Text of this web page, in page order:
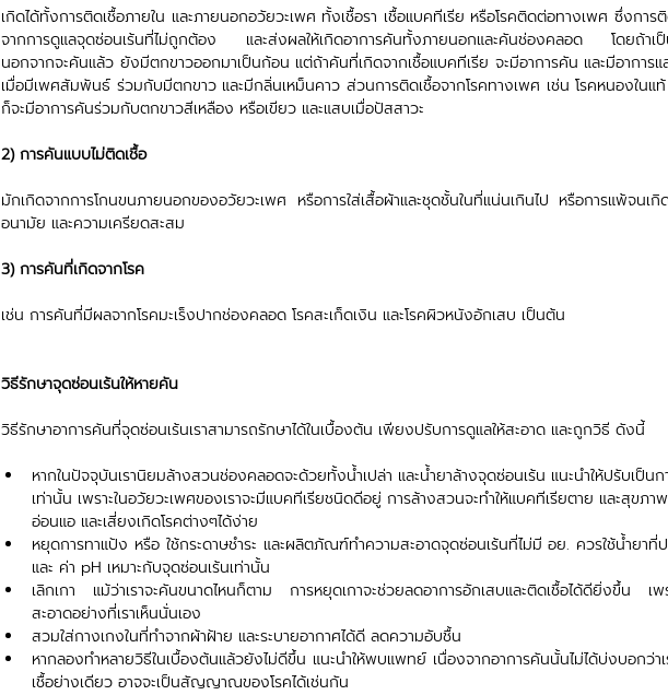
เกิดได้ทั้งการติดเชื้อภายใน และภายนอกอวัยวะเพศ ทั้งเชื้อรา เชื้อแบคทีเรีย หรือโรคติดต่อทางเพศ ซึ่งการ
จากการดูแลจุดซ่อนเร้นที่ไม่ถูกต้อง และส่งผลให้เกิดอาการคันทั้งภายนอกและคันช่องคลอด โดยถ้าเป็
นอกจากจะคันแล้ว ยังมีตกขาวออกมาเป็นก้อน แต่ถ้าคันที่เกิดจากเชื้อแบคทีเรีย จะมีอาการคัน และมีอาการแ
เมื่อมีเพศสัมพันธ์ ร่วมกับมีตกขาว และมีกลิ่นเหม็นคาว ส่วนการติดเชื้อจากโรคทางเพศ เช่น โรคหนองในแ
ก็จะมีอาการคันร่วมกับตกขาวสีเหลือง หรือเขียว และแสบเมื่อปัสสาวะ
2) การคันแบบไม่ติดเชื้อ
มักเกิดจากการโกนขนภายนอกของอวัยวะเพศ หรือการใส่เสื้อผ้าและชุดชั้นในที่แน่นเกินไป หรือการแพ้จนเกิ
อนามัย และความเครียดสะสม
3) การคันที่เกิดจากโรค
เช่น การคันที่มีผลจากโรคมะเร็งปากช่องคลอด โรคสะเก็ดเงิน และโรคผิวหนังอักเสบ เป็นต้น
วิธีรักษาจุดซ่อนเร้นให้หายคัน
วิธีรักษาอาการคันที่จุดซ่อนเร้นเราสามารถรักษาได้ในเบื้องต้น เพียงปรับการดูแลให้สะอาด และถูกวิธี ดังนี้
หากในปัจจุบันเรานิยมล้างสวนช่องคลอดจะด้วยทั้งน้ำเปล่า และน้ำยาล้างจุดซ่อนเร้น แนะนำให้ปรับเป็น
เท่านั้น เพราะในอวัยวะเพศของเราจะมีแบคทีเรียชนิดดีอยู่ การล้างสวนจะทำให้แบคทีเรียตาย และสุขภา
อ่อนแอ และเสี่ยงเกิดโรคต่างๆได้ง่าย
หยุดการทาแป้ง หรือ ใช้กระดาษชำระ และผลิตภัณฑ์ทำความสะอาดจุดซ่อนเร้นที่ไม่มี อย. ควรใช้น้ำยา
และ ค่า pH เหมาะกับจุดซ่อนเร้นเท่านั้น
เลิกเกา แม้ว่าเราจะคันขนาดไหนก็ตาม การหยุดเกาจะช่วยลดอาการอักเสบและติดเชื้อได้ดียิ่งขึ้น เพร
สะอาดอย่างที่เราเห็นนั่นเอง
สวมใส่กางเกงในที่ทำจากผ้าฝ้าย และระบายอากาศได้ดี ลดความอับชื้น
หากลองทำหลายวิธีในเบื้องต้นแล้วยังไม่ดีขึ้น แนะนำให้พบแพทย์ เนื่องจากอาการคันนั้นไม่ได้บ่งบอกว่
เชื้อย่างเดียว อาจจะเป็นสัญญาณของโรคได้เช่นกัน